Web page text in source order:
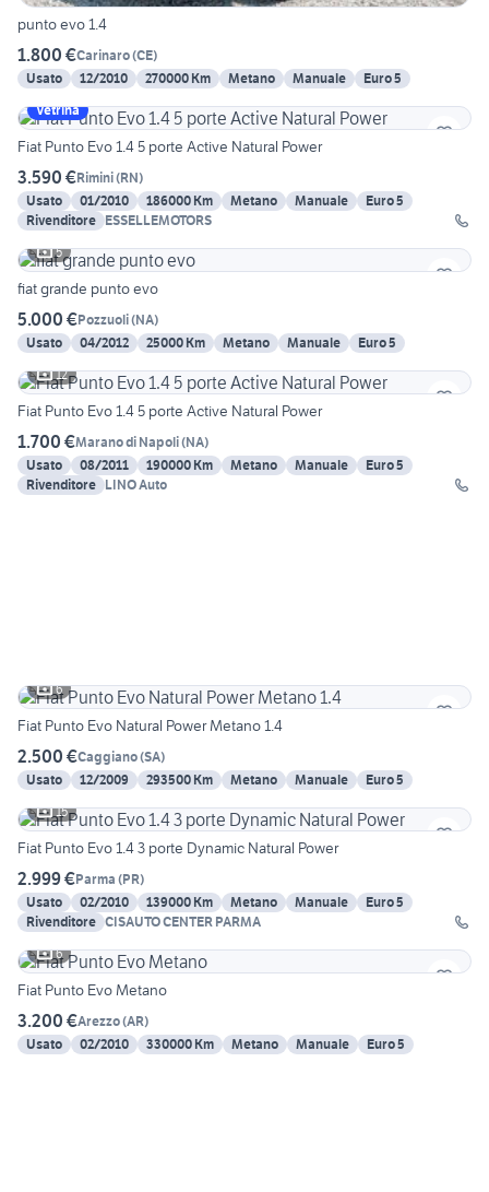
punto evo 1.4
1.800 €Carinaro(CE)
Usato
12/2010 270000 Km Metano Manuale
Euro 5
Vetrina
Fiat Punto Evo 1.4 5 porte Active Natural Power
3.590 €Rimini(RN)
Usato
01/2010 186000 Km Metano Manuale
Euro 5
Rivenditore ESSELLEMOTORS
5
fiat grande punto evo
5.000 €Pozzuoli(NA)
Usato
04/2012 25000 Km Metano Manuale
Euro 5
12
Fiat Punto Evo 1.4 5 porte Active Natural Power
1.700 €Marano di Napoli(NA)
Usato
08/2011 190000 Km Metano Manuale
Euro 5
Rivenditore LINO Auto
6
Fiat Punto Evo Natural Power Metano 1.4
2.500 €Caggiano(SA)
Usato
12/2009 293500 Km Metano Manuale
Euro 5
15
Fiat Punto Evo 1.4 3 porte Dynamic Natural Power
2.999 €Parma (PR)
Usato
02/2010 139000 Km Metano Manuale
Euro 5
Rivenditore CISAUTO CENTER PARMA
6
Fiat Punto Evo Metano
3.200 €Arezzo(AR)
Usato
02/2010 330000 Km Metano Manuale Euro 5